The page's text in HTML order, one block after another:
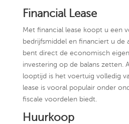
Financial Lease
Met financial lease koopt u een
bedrijfsmiddel en financiert u de
bent direct de economisch
investering op de balans zetten.
looptijd is het voertuig volledig
lease is vooral populair onder
fiscale voordelen biedt.
Huurkoop